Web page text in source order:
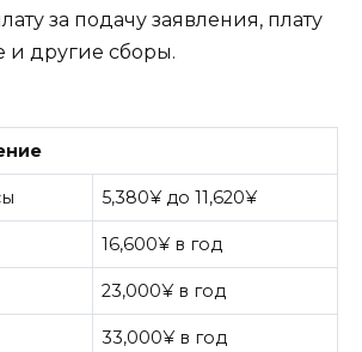
за подачу заявления, плату
и другие сборы.
5,380¥ до 11,620¥
16,600¥ в год
23,000¥ в год
33,000¥ в год